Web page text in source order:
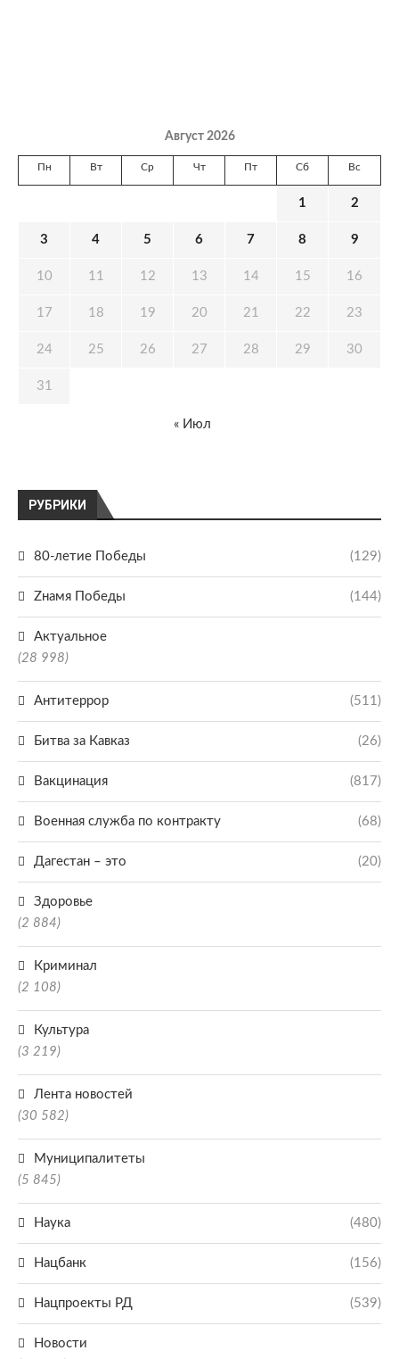
РУБРИКИ
80-летие Победы (129)
Zнамя Победы (144)
Актуальное
(28 998)
Антитеррор (511)
Битва за Кавказ (26)
Вакцинация (817)
Военная служба по контракту (68)
Дагестан – это (20)
Здоровье
(2 884)
Криминал
(2 108)
Культура
(3 219)
Лента новостей
(30 582)
Муниципалитеты
(5 845)
Наука (480)
Нацбанк (156)
Нацпроекты РД (539)
Новости
Август 2026
Пн Вт Ср Чт Пт Сб Вс
1 2
3 4 5 6 7 8 9
10 11 12 13 14 15 16
17 18 19 20 21 22 23
24 25 26 27 28 29 30
31
« Июл